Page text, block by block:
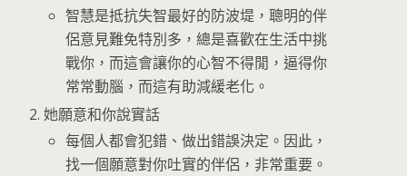
智慧是抵抗失智最好的防波堤，聰明的伴
侶意見難免特別多，總是喜歡在生活中挑
戰你，而這會讓你的心智不得閒，逼得你
常常動腦，而這有助減緩老化。
她願意和你說實話
每個人都會犯錯、做出錯誤決定。因此，
找一個願意對你吐實的伴侶，非常重要。